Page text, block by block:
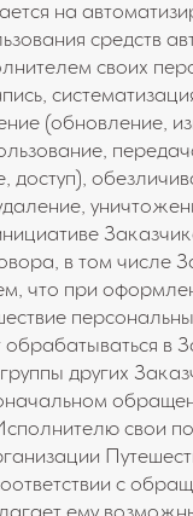
на
средств
своих
(обновление,
доступ),
в том числе
что при
обрабатываться в
других
свои
с